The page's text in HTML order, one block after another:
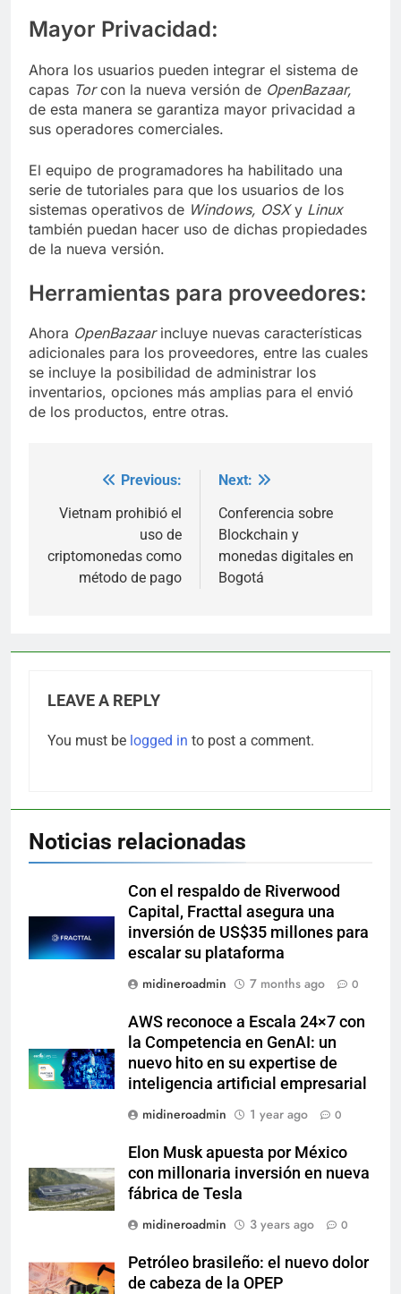
Mayor Privacidad:
Ahora los usuarios pueden integrar el sistema de
capas Torcon la nueva versión de OpenBazaar,
de esta manera se garantiza mayor privacidad a
sus operadores comerciales.
El equipo de programadores ha habilitado una
serie de tutoriales para que los usuarios de los
sistemas operativos de Windows, OSXy Linux
también puedan hacer uso de dichas propiedades
de la nueva versión.
Herramientas para proveedores:
Ahora OpenBazaarincluye nuevas características
adicionales para los proveedores, entre las cuales
se incluye la posibilidad de administrar los
inventarios, opciones más amplias para el envió
de los productos, entre otras.
navigation
Previous:
Vietnam prohibió el
uso de
criptomonedas como
método de pago
Next:
Conferencia sobre
Blockchain y
monedas digitales en
Bogotá
LEAVE A REPLY
You must be logged in to post a comment.
Noticias relacionadas
Con el respaldo de Riverwood
Capital, Fracttal asegura una
inversión de US$35 millones para
escalar su plataforma
midineroadmin
7 months ago 0
AWS reconoce a Escala 24×7 con
la Competencia en GenAI: un
nuevo hito en su expertise de
inteligencia artificial empresarial
midineroadmin
1 year ago 0
Elon Musk apuesta por México
con millonaria inversión en nueva
fábrica de Tesla
midineroadmin
3 years ago 0
Petróleo brasileño: el nuevo dolor
de cabeza de la OPEP